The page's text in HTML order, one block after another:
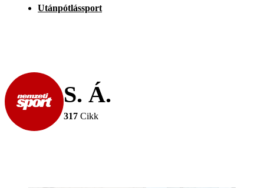
Utánpótlássport
S. Á.
317 Cikk